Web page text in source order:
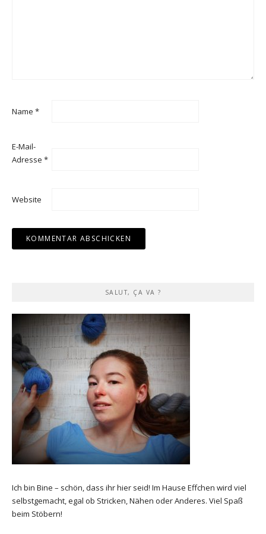
Name *
E-Mail-
Adresse *
Website
SALUT, ÇA VA ?
Ich bin Bine – schön, dass ihr hier seid! Im Hause Effchen wird viel
selbstgemacht, egal ob Stricken, Nähen oder Anderes. Viel Spaß
beim Stöbern!